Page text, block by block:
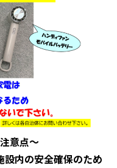
意点～
設内の安全確保のため